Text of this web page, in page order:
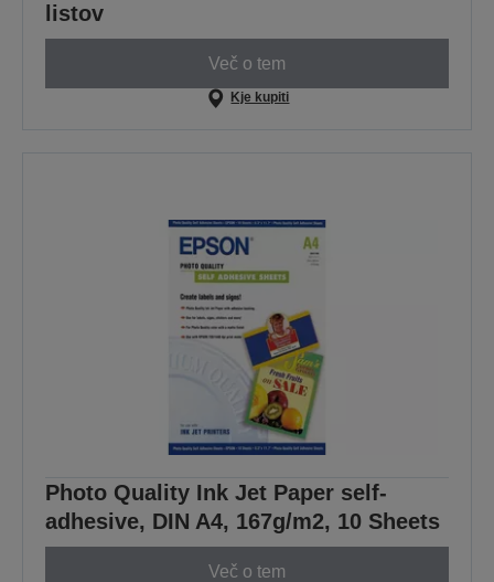
listov
Več o tem
Kje kupiti
Photo Quality Ink Jet Paper self-
adhesive, DIN A4, 167g/m2, 10 Sheets
Več o tem